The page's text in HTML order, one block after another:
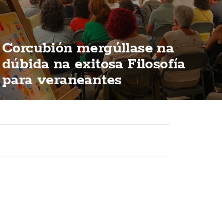
Corcubión mergúllase na
dúbida na exitosa Filosofía
para veraneantes